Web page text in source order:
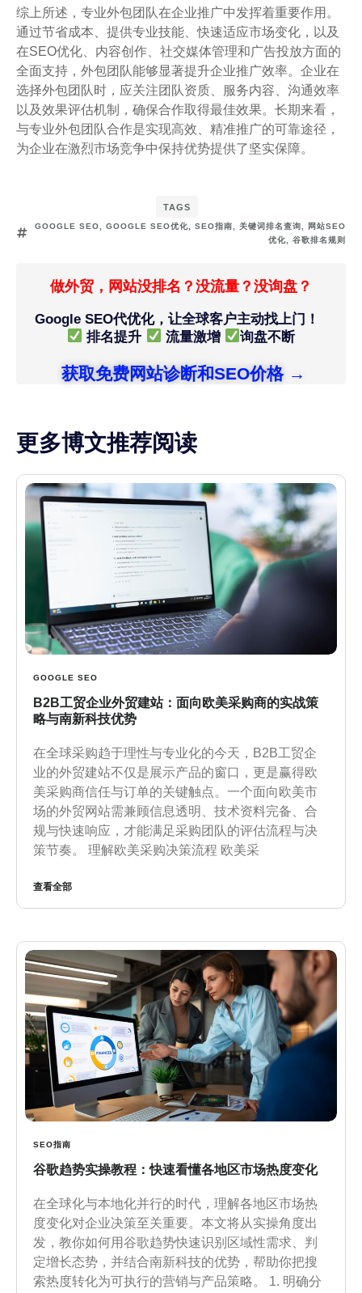
综上所述，专业外包团队在企业推广中发挥着重要作用。
通过节省成本、提供专业技能、快速适应市场变化，以及
在SEO优化、内容创作、社交媒体管理和广告投放方面的
全面支持，外包团队能够显著提升企业推广效率。企业在
选择外包团队时，应关注团队资质、服务内容、沟通效率
以及效果评估机制，确保合作取得最佳效果。长期来看，
与专业外包团队合作是实现高效、精准推广的可靠途径，
为企业在激烈市场竞争中保持优势提供了坚实保障。
TAGS
GOOGLE SEO GOOGLE SEO优化 SEO指南 关键词排名查询
网站SEO
优化
谷歌排名规则
做外贸，网站没排名？没流量？没询盘？
Google SEO代优化，让全球客户主动找上门！
排名提升
流量激增 询盘不断
获取免费网站诊断和SEO价格 →
更多博文推荐阅读
GOOGLE SEO
B2B工贸企业外贸建站：面向欧美采购商的实战策
略与南新科技优势
在全球采购趋于理性与专业化的今天，B2B工贸企
业的外贸建站不仅是展示产品的窗口，更是赢得欧
美采购商信任与订单的关键触点。一个面向欧美市
场的外贸网站需兼顾信息透明、技术资料完备、合
规与快速响应，才能满足采购团队的评估流程与决
策节奏。 理解欧美采购决策流程 欧美采
查看全部
SEO指南
谷歌趋势实操教程：快速看懂各地区市场热度变化
在全球化与本地化并行的时代，理解各地区市场热
度变化对企业决策至关重要。本文将从实操角度出
发，教你如何用谷歌趋势快速识别区域性需求、判
定增长态势，并结合南新科技的优势，帮助你把搜
索热度转化为可执行的营销与产品策略。 1. 明确分